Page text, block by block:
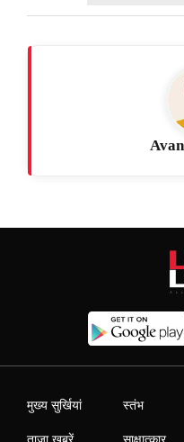
मुख्य सुर्खियां स्तंभ